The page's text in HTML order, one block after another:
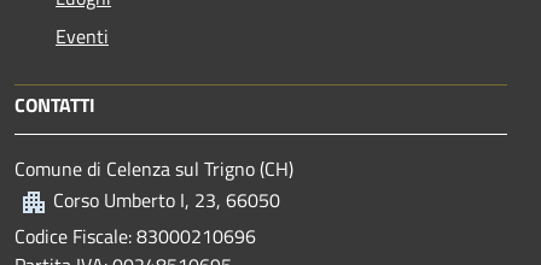
Eventi
CONTATTI
Comune di Celenza sul Trigno (CH)
Corso Umberto I, 23, 66050
Codice Fiscale: 83000210696